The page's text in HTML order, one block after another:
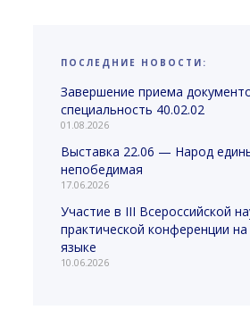
ПОСЛЕДНИЕ НОВОСТИ:
Завершение приема
специальность 40.02.02
01.08.2026
Выставка 22.06 — Народ
непобедимая
17.06.2026
Участие в III Всероссийской
практической конференции
языке
10.06.2026